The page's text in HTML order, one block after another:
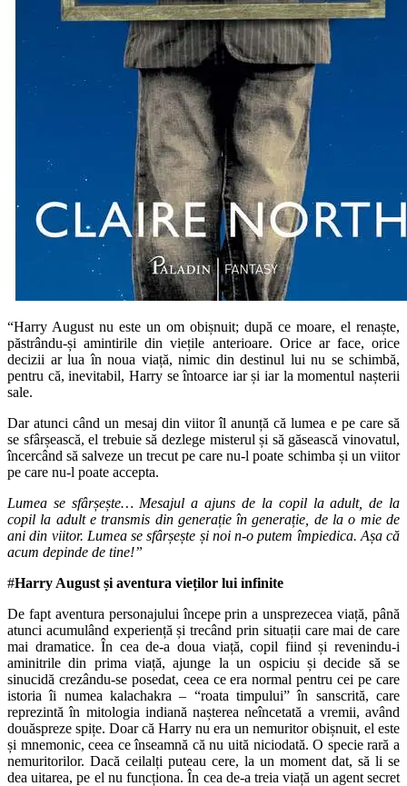
“Harry August nu este un om obișnuit; după ce moare, el renaște,
păstrându-și amintirile din viețile anterioare. Orice ar face, orice
decizii ar lua în noua viață, nimic din destinul lui nu se schimbă,
pentru că, inevitabil, Harry se întoarce iar și iar la momentul nașterii
sale.
Dar atunci când un mesaj din viitor îl anunță că lumea e pe care să
se sfârșească, el trebuie să dezlege misterul și să găsească vinovatul,
încercând să salveze un trecut pe care nu-l poate schimba și un viitor
pe care nu-l poate accepta.
Lumea se sfârșește… Mesajul a ajuns de la copil la adult, de la
copil la adult e transmis din generație în generație, de la o mie de
ani din viitor. Lumea se sfârșește și noi n-o putem împiedica. Așa că
acum depinde de tine!”
#Harry August și aventura vieților lui infinite
De fapt aventura personajului începe prin a unsprezecea viață, până
atunci acumulând experiență și trecând prin situații care mai de care
mai dramatice. În cea de-a doua viață, copil fiind și revenindu-i
aminitrile din prima viață, ajunge la un ospiciu și decide să se
sinucidă crezându-se posedat, ceea ce era normal pentru cei pe care
istoria îi numea kalachakra – “roata timpului” în sanscrită, care
reprezintă în mitologia indiană nașterea neîncetată a vremii, având
douăspreze spițe. Doar că Harry nu era un nemuritor obișnuit, el este
și mnemonic, ceea ce înseamnă că nu uită niciodată. O specie rară a
nemuritorilor. Dacă ceilalți puteau cere, la un moment dat, să li se
dea uitarea, pe el nu funcționa. În cea de-a treia viață un agent secret